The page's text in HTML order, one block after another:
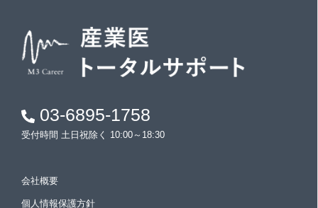
03-6895-1758
受付時間 土日祝除く 10:00～18:30
会社概要
個人情報保護方針